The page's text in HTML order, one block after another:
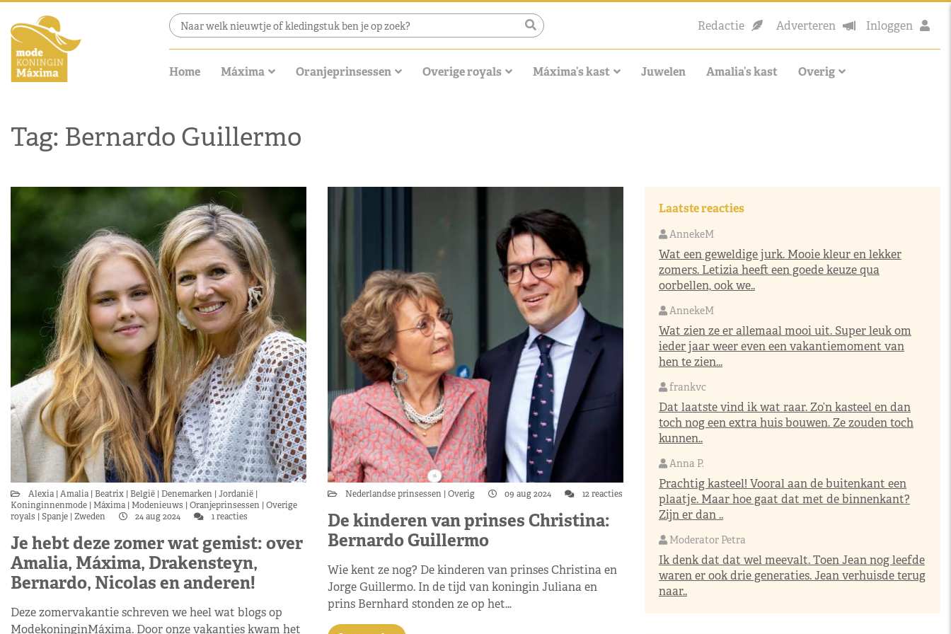
Redactie Adverteren Inloggen
Home Máxima Oranjeprinsessen Overige royals Máxima’s kast Juwelen Amalia’s kast Overig
Tag: Bernardo Guillermo
Alexia Amalia Beatrix België Denemarken Jordanië
Koninginnenmode Máxima Modenieuws Oranjeprinsessen Overige
royals
Spanje Zweden 24 aug 2024 1 reacties
Je hebt deze zomer wat gemist: over
Amalia, Máxima, Drakensteyn,
Bernardo, Nicolas en anderen!
Deze zomervakantie schreven we heel wat blogs op
ModekoninginMáxima. Door onze vakanties kwam het
Nederlandse prinsessen Overig 09 aug 2024 12 reacties
De kinderen van prinses Christina:
Bernardo Guillermo
Wie kent ze nog? De kinderen van prinses Christina en
Jorge Guillermo. In de tijd van koningin Juliana en
prins Bernhard stonden ze op het…
Laatste reacties
AnnekeM
Wat een geweldige jurk. Mooie kleur en lekker
zomers. Letizia heeft een goede keuze qua
oorbellen, ook we..
AnnekeM
Wat zien ze er allemaal mooi uit. Super leuk om
ieder jaar weer even een vakantiemoment van
hen te zien...
frankvc
Dat laatste vind ik wat raar. Zo’n kasteel en dan
toch nog een extra huis bouwen. Ze zouden toch
kunnen..
Anna P.
Prachtig kasteel! Vooral aan de buitenkant een
plaatje. Maar hoe gaat dat met de binnenkant?
Zijn er dan ..
Moderator Petra
Ik denk dat dat wel meevalt. Toen Jean nog leefde
waren er ook drie generaties. Jean verhuisde terug
naar..